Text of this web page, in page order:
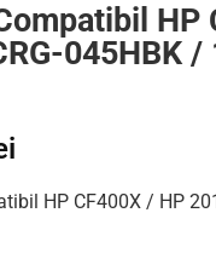
HP
045HBK
HP CF400X / HP